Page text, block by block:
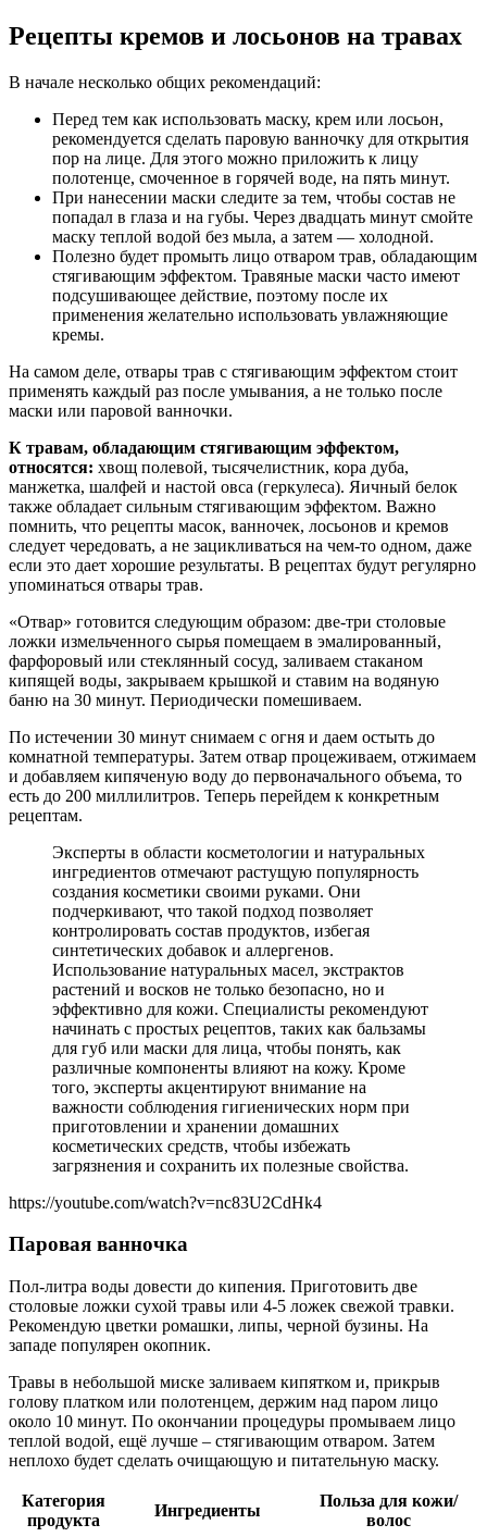
Рецепты кремов и лосьонов на травах
В начале несколько общих рекомендаций:
Перед тем как использовать маску, крем или лосьон,
рекомендуется сделать паровую ванночку для открытия
пор на лице. Для этого можно приложить к лицу
полотенце, смоченное в горячей воде, на пять минут.
При нанесении маски следите за тем, чтобы состав не
попадал в глаза и на губы. Через двадцать минут смойте
маску теплой водой без мыла, а затем — холодной.
Полезно будет промыть лицо отваром трав, обладающим
стягивающим эффектом. Травяные маски часто имеют
подсушивающее действие, поэтому после их
применения желательно использовать увлажняющие
кремы.
На самом деле, отвары трав с стягивающим эффектом стоит
применять каждый раз после умывания, а не только после
маски или паровой ванночки.
К травам, обладающим стягивающим эффектом,
относятся: хвощ полевой, тысячелистник, кора дуба,
манжетка, шалфей и настой овса (геркулеса). Яичный белок
также обладает сильным стягивающим эффектом. Важно
помнить, что рецепты масок, ванночек, лосьонов и кремов
следует чередовать, а не зацикливаться на чем-то одном, даже
если это дает хорошие результаты. В рецептах будут регулярно
упоминаться отвары трав.
«Отвар» готовится следующим образом: две-три столовые
ложки измельченного сырья помещаем в эмалированный,
фарфоровый или стеклянный сосуд, заливаем стаканом
кипящей воды, закрываем крышкой и ставим на водяную
баню на 30 минут. Периодически помешиваем.
По истечении 30 минут снимаем с огня и даем остыть до
комнатной температуры. Затем отвар процеживаем, отжимаем
и добавляем кипяченую воду до первоначального объема, то
есть до 200 миллилитров. Теперь перейдем к конкретным
рецептам.
Эксперты в области косметологии и натуральных
ингредиентов отмечают растущую популярность
создания косметики своими руками. Они
подчеркивают, что такой подход позволяет
контролировать состав продуктов, избегая
синтетических добавок и аллергенов.
Использование натуральных масел, экстрактов
растений и восков не только безопасно, но и
эффективно для кожи. Специалисты рекомендуют
начинать с простых рецептов, таких как бальзамы
для губ или маски для лица, чтобы понять, как
различные компоненты влияют на кожу. Кроме
того, эксперты акцентируют внимание на
важности соблюдения гигиенических норм при
приготовлении и хранении домашних
косметических средств, чтобы избежать
загрязнения и сохранить их полезные свойства.
https://youtube.com/watch?v=nc83U2CdHk4
Паровая ванночка
Пол-литра воды довести до кипения. Приготовить две
столовые ложки сухой травы или 4-5 ложек свежой травки.
Рекомендую цветки ромашки, липы, черной бузины. На
западе популярен окопник.
Травы в небольшой миске заливаем кипятком и, прикрыв
голову платком или полотенцем, держим над паром лицо
около 10 минут. По окончании процедуры промываем лицо
теплой водой, ещё лучше – стягивающим отваром. Затем
неплохо будет сделать очищающую и питательную маску.
Категория
продукта
Ингредиенты
Польза для кожи/
волос